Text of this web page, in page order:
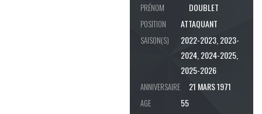
PRÉNOM
DOUBLET
POSITION ATTAQUANT
SAISON(S)
2022-2023, 2023-
2024, 2024-2025,
2025-2026
ANNIVERSAIRE 21 MARS 1971
AGE 55